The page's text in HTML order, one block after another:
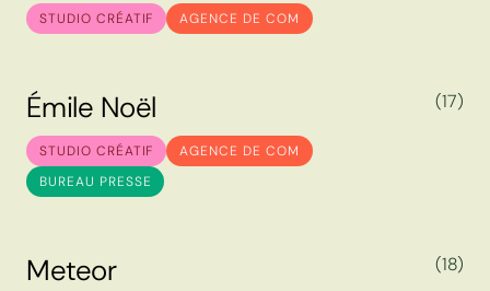
Basilic&Co
STUDIO CRÉATIF AGENCE DE COM
É
É
m
m
i
i
l
l
e
e
N
N
o
o
ë
ë
l
l
STUDIO CRÉATIF
AGENCE DE COM
BUREAU PRESSE
(17)
Meteor
(18)